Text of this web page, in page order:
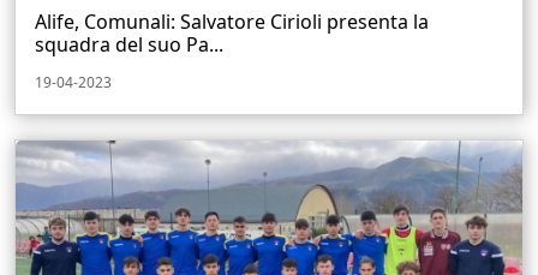
Alife, Comunali: Salvatore Cirioli presenta la
squadra del suo Pa...
19-04-2023